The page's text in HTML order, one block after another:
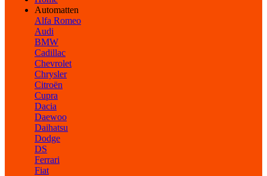
Automatten
Alfa Romeo
Audi
BMW
Cadillac
Chevrolet
Chrysler
Citroën
Cupra
Dacia
Daewoo
Daihatsu
Dodge
DS
Ferrari
Fiat